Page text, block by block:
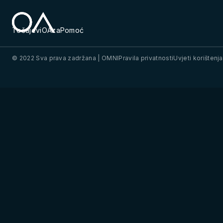
TečajeviOAzaPomoć
© 2022 Sva prava zadržana | OMNIPravila privatnostiUvjeti korištenja